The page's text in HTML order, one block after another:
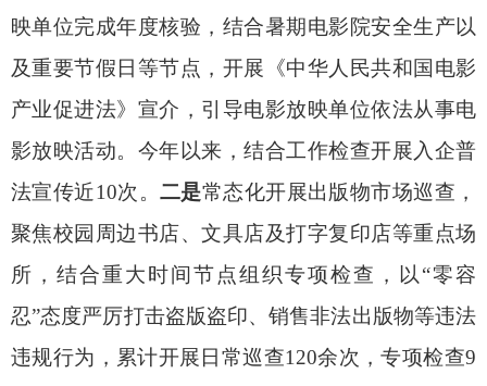
映单位完成年度核验，结合暑期电影院安全生产以
及重要节假日等节点，开展《中华人民共和国电影
产业促进法》宣介，引导电影放映单位依法从事电
影放映活动。今年以来，结合工作检查开展入企普
法宣传近10次。二是常态化开展出版物市场巡查，
聚焦校园周边书店、文具店及打字复印店等重点场
所，结合重大时间节点组织专项检查，以 “零容
忍”态度严厉打击盗版盗印、销售非法出版物等违法
违规行为，累计开展日常巡查120余次，专项检查9